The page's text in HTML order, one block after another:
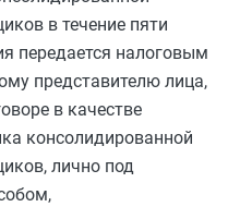
в течение пяти
передается налоговым
представителю лица,
в качестве
консолидированной
лично под